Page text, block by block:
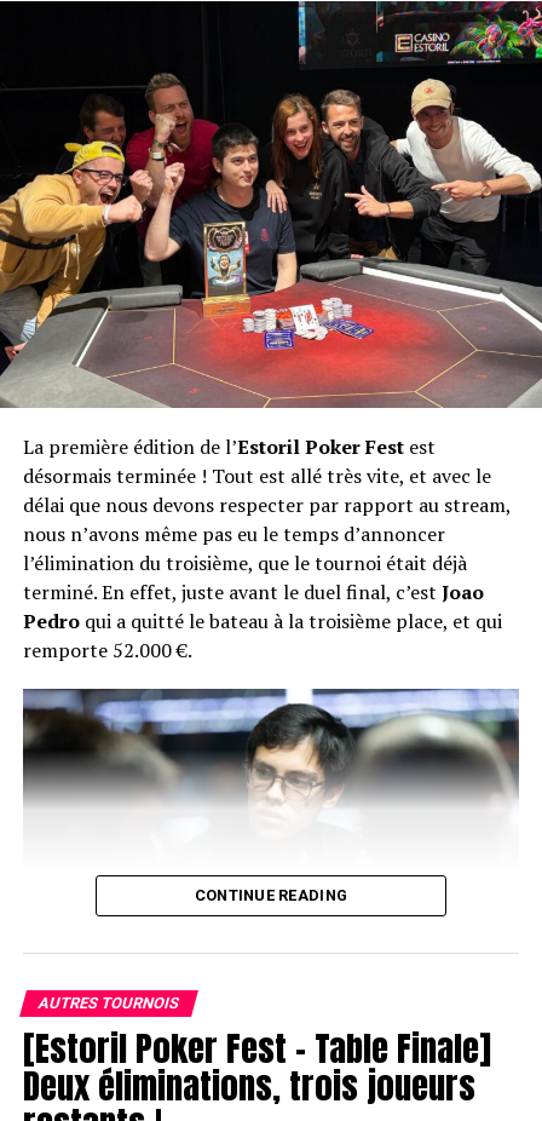
Nathalie Schaeffer
Phillipe Ktorza
Les joueurs sont actuellement au niveau 2 : 150/300
La première édition de l’Estoril Poker Festest
désormais terminée ! Tout est allé très vite, et avec le
délai que nous devons respecter par rapport au stream,
nous n’avons même pas eu le temps d’annoncer
l’élimination du troisième, que le tournoi était déjà
terminé. En effet, juste avant le duel final, c’est Joao
Pedroqui a quitté le bateau à la troisième place, et qui
remporte 52.000 €.
Joao Pedro
Juste après son élimination, le head’s up a donc eu lieu
CONTINUE READING
AUTRES TOURNOIS
[Estoril Poker Fest – Table Finale]
Deux éliminations, trois joueurs